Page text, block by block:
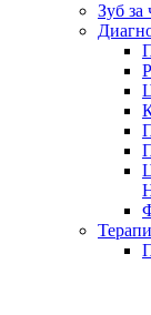
Зуб за